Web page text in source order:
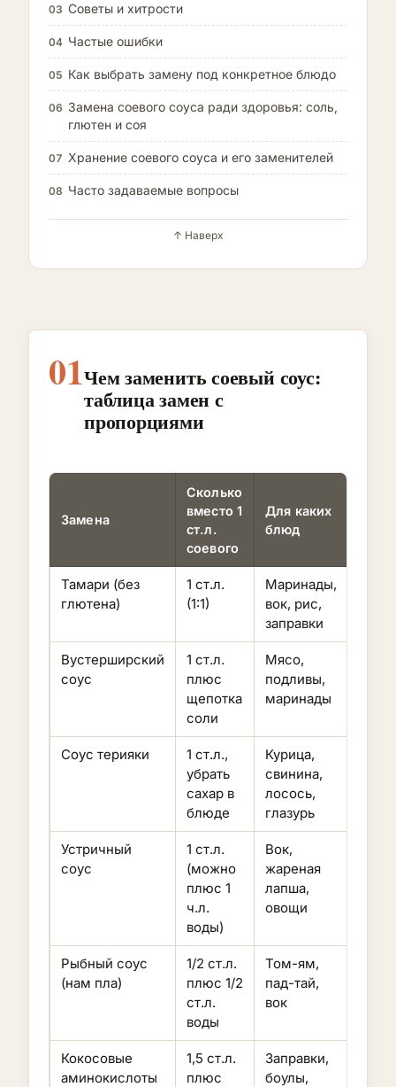
03 Советы и хитрости
04 Частые ошибки
05 Как выбрать замену под конкретное блюдо
06 Замена соевого соуса ради здоровья: соль,
глютен и соя
07 Хранение соевого соуса и его заменителей
08 Часто задаваемые вопросы
↑ Наверх
01Чем заменить соевый соус:
таблица замен с
пропорциями
Замена
Сколько
вместо 1
ст.л.
соевого
Для каких
блюд
Тамари (без
глютена)
1 ст.л.
(1:1)
Маринады,
вок, рис,
заправки
Вустерширский
соус
1 ст.л.
плюс
щепотка
соли
Мясо,
подливы,
маринады
Соус терияки
1 ст.л.,
убрать
сахар в
блюде
Курица,
свинина,
лосось,
глазурь
Устричный
соус
1 ст.л.
(можно
плюс 1
ч.л.
воды)
Вок,
жареная
лапша,
овощи
Рыбный соус
(нам пла)
1/2 ст.л.
плюс 1/2
ст.л.
воды
Том-ям,
пад-тай,
вок
Кокосовые
аминокислоты
1,5 ст.л.
плюс
Заправки,
боулы,